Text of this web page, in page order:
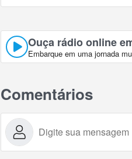
Ouça rádio online
Embarque em uma jornada
Comentários